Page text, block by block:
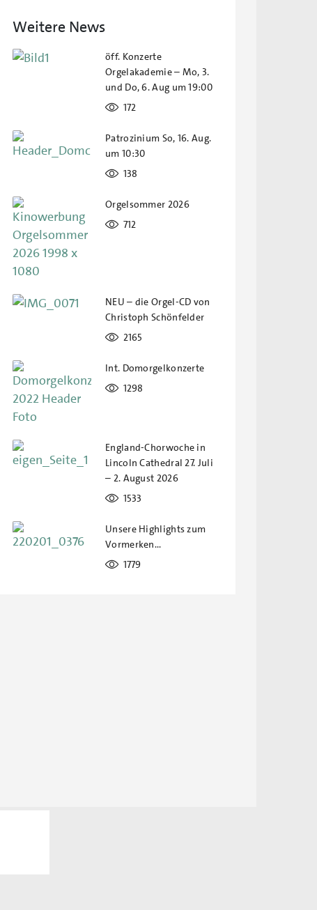
Weitere News
öff. Konzerte
Orgelakademie – Mo, 3.
und Do, 6. Aug um 19:00
172
Patrozinium So, 16. Aug.
um 10:30
138
Orgelsommer 2026
712
NEU – die Orgel-CD von
Christoph Schönfelder
2165
Int. Domorgelkonzerte
1298
England-Chorwoche in
Lincoln Cathedral 27. Juli
– 2. August 2026
1533
Unsere Highlights zum
Vormerken…
1779